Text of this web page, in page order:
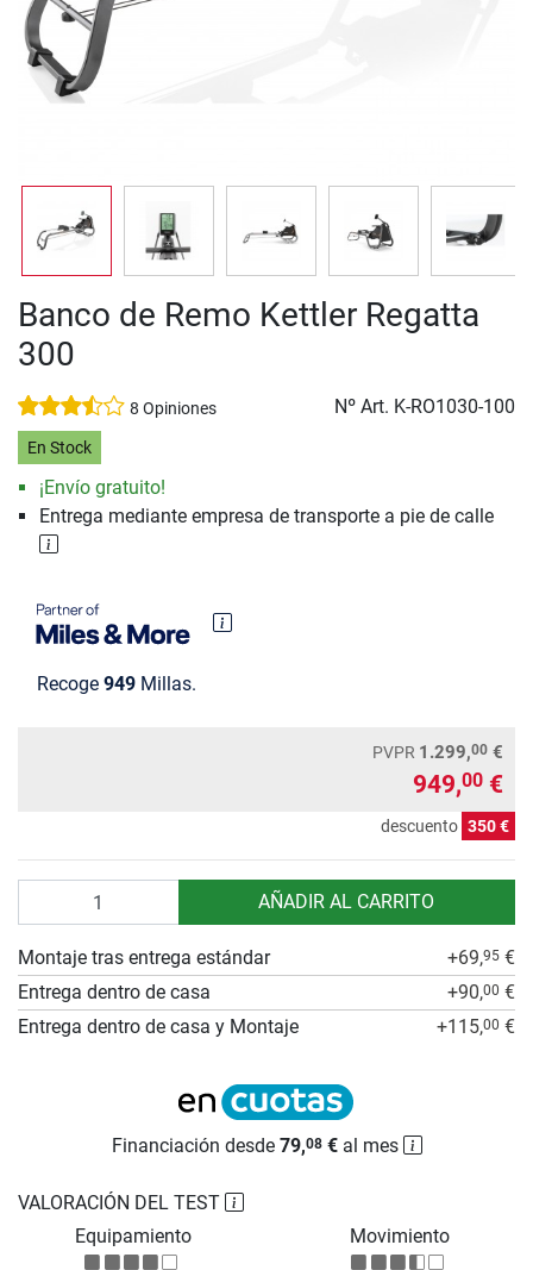
Banco de Remo Kettler Regatta
300
8 Opiniones Nº Art. K-RO1030-100
En Stock
¡Envío gratuito!
Entrega mediante empresa de transporte a pie de calle
Recoge 949 Millas.
PVPR 1.299,00 €
949,00 €
descuento 350 €
AÑADIR AL CARRITO
VALORACIÓN DEL TEST
Equipamiento
Movimiento
Montaje tras entrega estándar +69,95 €
Entrega dentro de casa
+90,00 €
Entrega dentro de casa y Montaje
+115,00 €
Financiación desde 79,08€al mes